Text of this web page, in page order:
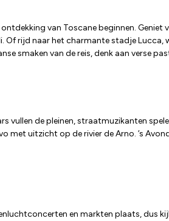
van Toscane beginnen.
Of rijd naar het charmante stadje
smaken van de reis, denk aan verse
de pleinen, straatmuzikanten
uitzicht op de rivier de Arno. ’s
en markten plaats, dus